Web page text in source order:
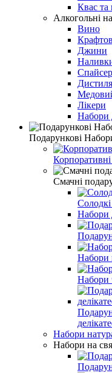
Квас та
Алкогольні
Вино
Джини
Лікери
Набори
Подарункові
Смачні
Набори
Набори
Набори
Набори
Набори на